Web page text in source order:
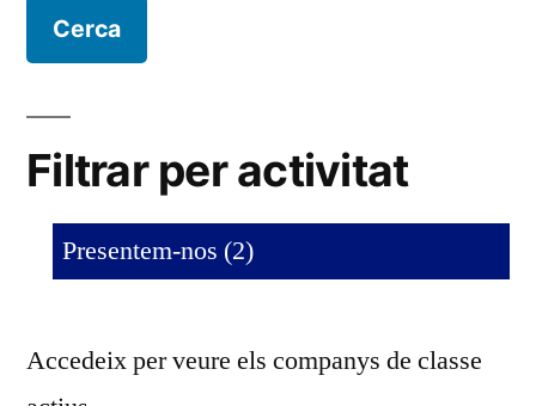
Filtrar per activitat
Presentem-nos (2)
Accedeix per veure els companys de classe